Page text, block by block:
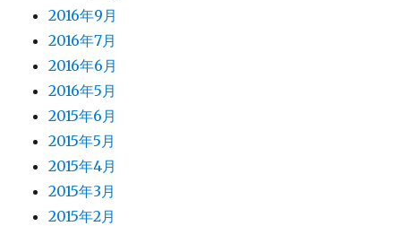
2016年9月
2016年7月
2016年6月
2016年5月
2015年6月
2015年5月
2015年4月
2015年3月
2015年2月